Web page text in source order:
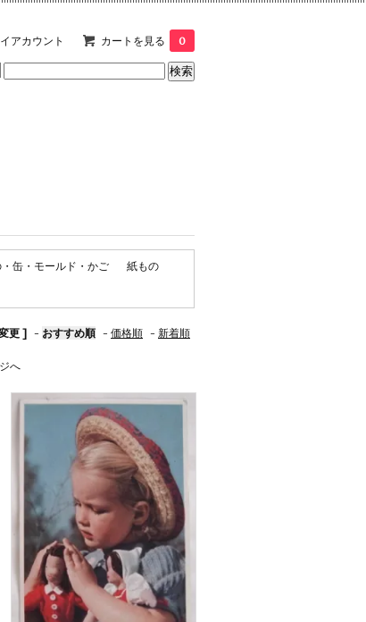
アカウント カートを見る 0
缶・モールド・かご
紙もの
更 ] - おすすめ順 - 価格順 - 新着順
へ